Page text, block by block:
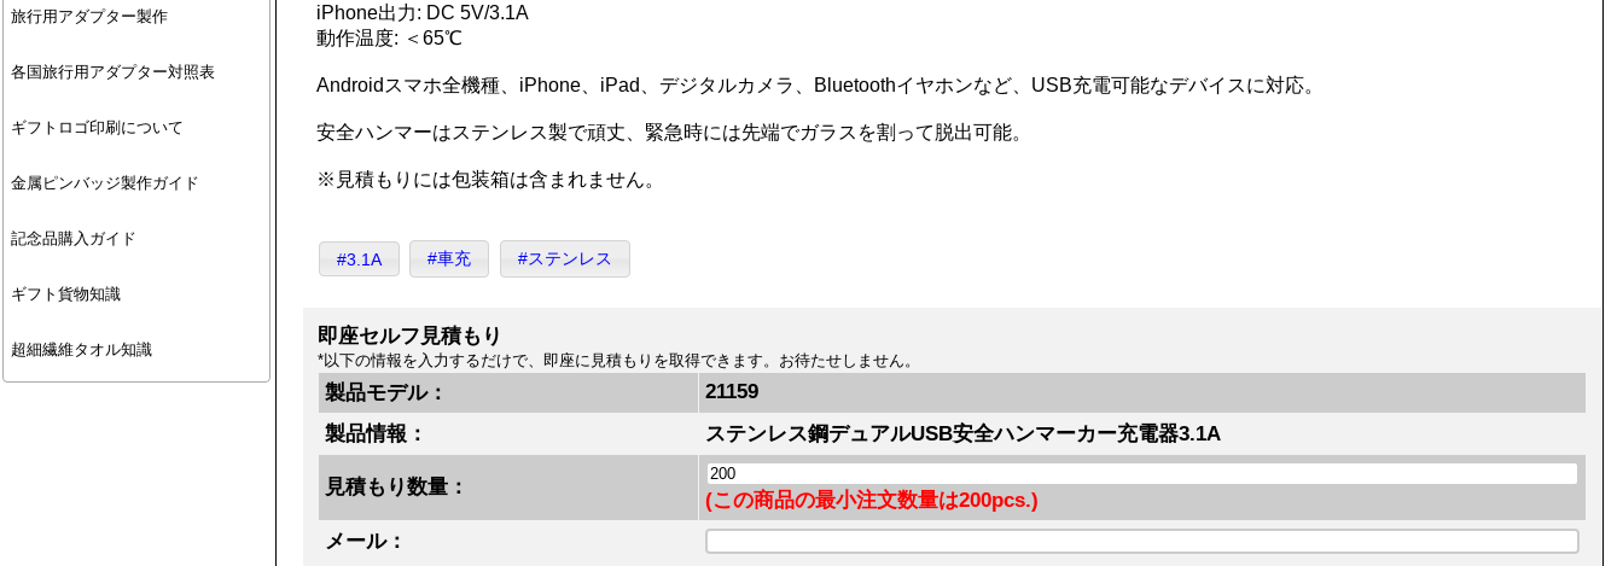
旅行用アダプター製作
各国旅行用アダプター対照表
ギフトロゴ印刷について
金属ピンバッジ製作ガイド
記念品購入ガイド
ギフト貨物知識
超細繊維タオル知識
iPhone出力: DC 5V/3.1A
動作温度: ＜65℃
Androidスマホ全機種、iPhone、iPad、デジタルカメラ、Bluetoothイヤホンなど、USB充電可能なデバイスに対応。
安全ハンマーはステンレス製で頑丈、緊急時には先端でガラスを割って脱出可能。
※見積もりには包装箱は含まれません。
#3.1A #車充 #ステンレス
即座セルフ見積もり
*以下の情報を入力するだけで、即座に見積もりを取得できます。お待たせしません。
製品モデル：
21159
製品情報：
ステンレス鋼デュアルUSB安全ハンマーカー充電器3.1A
見積もり数量：
(この商品の最小注文数量は200pcs.)
メール：